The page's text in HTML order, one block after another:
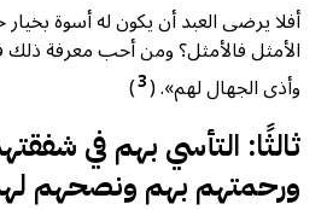
أفلا يرضى العبد أن يكون له أسوة
الأمثل فالأمثل؟ ومن أحب معرفة
وأذى الجهال لهم». (3
)
ثالثًا: التأسي بهم في
ورحمتهم بهم ونصحهم